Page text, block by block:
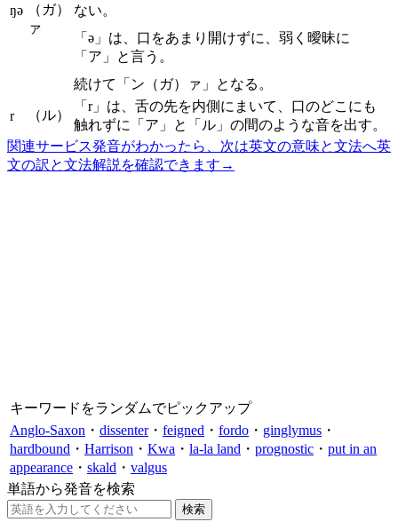
ŋə
（ガ）
ァ
ない。
「ə」は、口をあまり開けずに、弱く曖昧に
「ア」と言う。
続けて「ン（ガ）ァ」となる。
r （ル）
「r」は、舌の先を内側にまいて、口のどこにも
触れずに「ア」と「ル」の間のような音を出す。
関連サービス発音がわかったら、次は英文の意味と文法へ英
文の訳と文法解説を確認できます →
キーワードをランダムでピックアップ
Anglo-Saxon ・ dissenter・ feigned ・ fordo ・ ginglymus ・
hardbound ・ Harrison ・ Kwa ・ la-la land ・ prognostic ・ put in an
appearance ・ skald ・ valgus
単語から発音を検索